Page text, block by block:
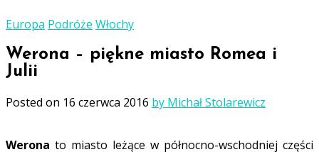
Europa Podróże Włochy
Werona – piękne miasto Romea i
Julii
Posted on 16 czerwca 2016 by Michał Stolarewicz
Werona to miasto leżące w północno-wschodniej części